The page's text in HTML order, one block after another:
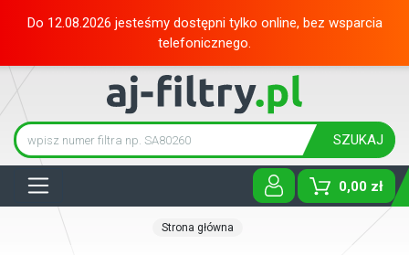
Do 12.08.2026 jesteśmy dostępni tylko online, bez wsparcia
telefonicznego.
SZUKAJ
0,00 zł
Strona główna